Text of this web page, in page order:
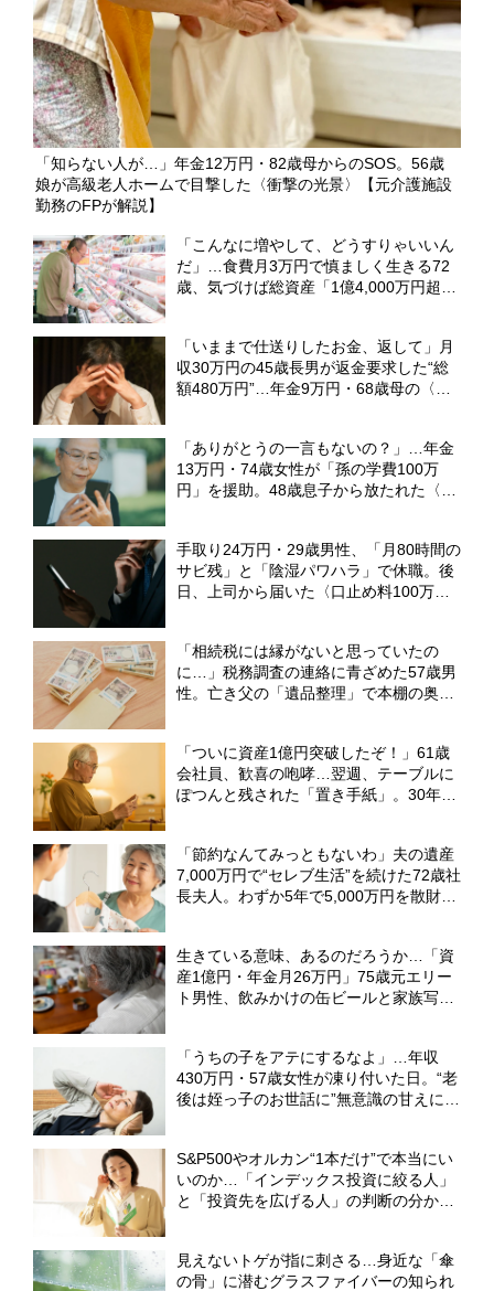
「知らない人が…」年金12万円・82歳母からのSOS。56歳
娘が高級老人ホームで目撃した〈衝撃の光景〉【元介護施設
勤務のFPが解説】
「こんなに増やして、どうすりゃいいん
だ」…食費月3万円で慎ましく生きる72
歳、気づけば総資産「1億4,000万円超」
「いままで仕送りしたお金、返して」月
収30万円の45歳長男が返金要求した“総
額480万円”…年金9万円・68歳母の〈言
「ありがとうの一言もないの？」…年金
13万円・74歳女性が「孫の学費100万
円」を援助。48歳息子から放たれた〈非
手取り24万円・29歳男性、「月80時間の
サビ残」と「陰湿パワハラ」で休職。後
日、上司から届いた〈口止め料100万
「相続税には縁がないと思っていたの
に…」税務調査の連絡に青ざめた57歳男
性。亡き父の「遺品整理」で本棚の奥か
「ついに資産1億円突破したぞ！」61歳
会社員、歓喜の咆哮…翌週、テーブルに
ぽつんと残された「置き手紙」。30年越
「節約なんてみっともないわ」夫の遺産
7,000万円で“セレブ生活”を続けた72歳社
長夫人。わずか5年で5,000万円を散財し
生きている意味、あるのだろうか…「資
産1億円・年金月26万円」75歳元エリー
ト男性、飲みかけの缶ビールと家族写真
「うちの子をアテにするなよ」…年収
430万円・57歳女性が凍り付いた日。“老
後は姪っ子のお世話に”無意識の甘えに突
S&P500やオルカン“1本だけ”で本当にい
いのか…「インデックス投資に絞る人」
と「投資先を広げる人」の判断の分かれ
見えないトゲが指に刺さる…身近な「傘
の骨」に潜むグラスファイバーの知られ